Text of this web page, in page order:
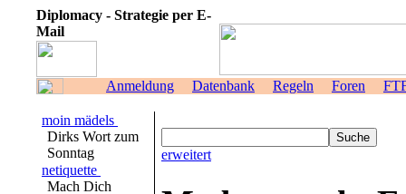
Diplomacy - Strategie per E-
Mail
Anmeldung Datenbank Regeln Foren
moin mädels
Dirks Wort zum
Sonntag
netiquette
Mach Dich
erweitert